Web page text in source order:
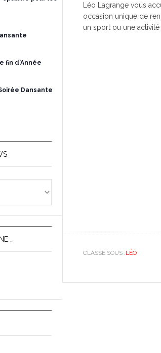
Léo Lagrange vous
occasion unique de
un sport ou une
CLASSÉ SOUS :LÉO
fin d’Année
Soirée Dansante
…